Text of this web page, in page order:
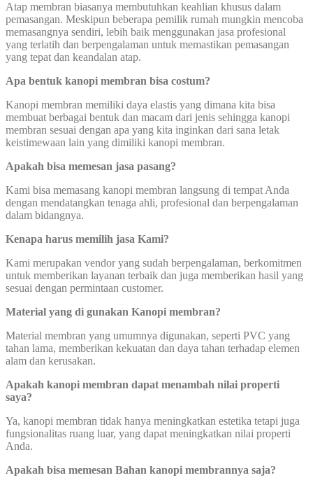
Atap membran biasanya membutuhkan keahlian khusus dalam
pemasangan. Meskipun beberapa pemilik rumah mungkin mencoba
memasangnya sendiri, lebih baik menggunakan jasa profesional
yang terlatih dan berpengalaman untuk memastikan pemasangan
yang tepat dan keandalan atap.
Apa bentuk kanopi membran bisa costum?
Kanopi membran memiliki daya elastis yang dimana kita bisa
membuat berbagai bentuk dan macam dari jenis sehingga kanopi
membran sesuai dengan apa yang kita inginkan dari sana letak
keistimewaan lain yang dimiliki kanopi membran.
Apakah bisa memesan jasa pasang?
Kami bisa memasang kanopi membran langsung di tempat Anda
dengan mendatangkan tenaga ahli, profesional dan berpengalaman
dalam bidangnya.
Kenapa harus memilih jasa Kami?
Kami merupakan vendor yang sudah berpengalaman, berkomitmen
untuk memberikan layanan terbaik dan juga memberikan hasil yang
sesuai dengan permintaan customer.
Material yang di gunakan Kanopi membran?
Material membran yang umumnya digunakan, seperti PVC yang
tahan lama, memberikan kekuatan dan daya tahan terhadap elemen
alam dan kerusakan.
Apakah kanopi membran dapat menambah nilai properti
saya?
Ya, kanopi membran tidak hanya meningkatkan estetika tetapi juga
fungsionalitas ruang luar, yang dapat meningkatkan nilai properti
Anda.
Apakah bisa memesan Bahan kanopi membrannya saja?